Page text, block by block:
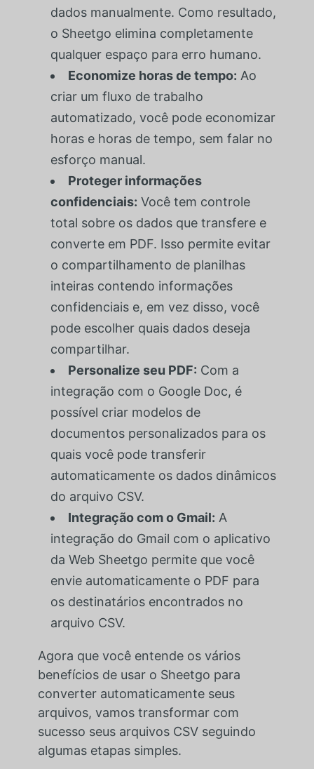
dados manualmente. Como resultado,
o Sheetgo elimina completamente
qualquer espaço para erro humano.
Economize horas de tempo: Ao
criar um fluxo de trabalho
automatizado, você pode economizar
horas e horas de tempo, sem falar no
esforço manual.
Proteger informações
confidenciais: Você tem controle
total sobre os dados que transfere e
converte em PDF. Isso permite evitar
o compartilhamento de planilhas
inteiras contendo informações
confidenciais e, em vez disso, você
pode escolher quais dados deseja
compartilhar.
Personalize seu PDF: Com a
integração com o Google Doc, é
possível criar modelos de
documentos personalizados para os
quais você pode transferir
automaticamente os dados dinâmicos
do arquivo CSV.
Integração com o Gmail: A
integração do Gmail com o aplicativo
da Web Sheetgo permite que você
envie automaticamente o PDF para
os destinatários encontrados no
arquivo CSV.
Agora que você entende os vários
benefícios de usar o Sheetgo para
converter automaticamente seus
arquivos, vamos transformar com
sucesso seus arquivos CSV seguindo
algumas etapas simples.